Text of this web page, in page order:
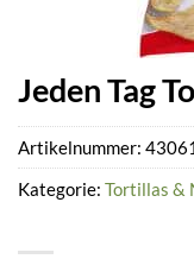
Jeden Tag
Artikelnummer:
Kategorie: Tortillas &